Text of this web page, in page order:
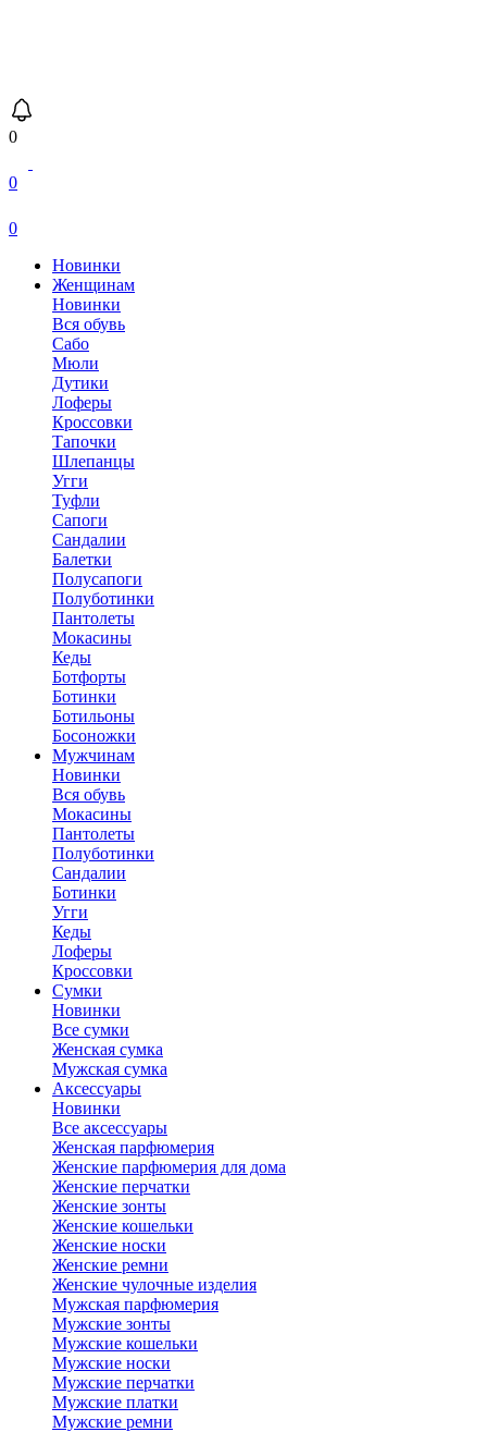
0
0
0
Новинки
Женщинам
Новинки
Вся обувь
Сабо
Мюли
Дутики
Лоферы
Кроссовки
Тапочки
Шлепанцы
Угги
Туфли
Сапоги
Сандалии
Балетки
Полусапоги
Полуботинки
Пантолеты
Мокасины
Кеды
Ботфорты
Ботинки
Ботильоны
Босоножки
Мужчинам
Новинки
Вся обувь
Мокасины
Пантолеты
Полуботинки
Сандалии
Ботинки
Угги
Кеды
Лоферы
Кроссовки
Сумки
Новинки
Все сумки
Женская сумка
Мужская сумка
Аксессуары
Новинки
Все аксессуары
Женская парфюмерия
Женские парфюмерия для дома
Женские перчатки
Женские зонты
Женские кошельки
Женские носки
Женские ремни
Женские чулочные изделия
Мужская парфюмерия
Мужские зонты
Мужские кошельки
Мужские носки
Мужские перчатки
Мужские платки
Мужские ремни